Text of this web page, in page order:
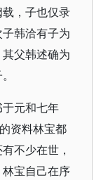
，子也仅录
韩洽有子为
父韩述确为
元和七年
资料林宝都
不少在世，
宝自己在序